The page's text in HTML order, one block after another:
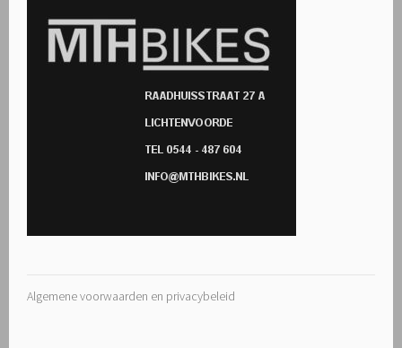
Algemene voorwaarden en privacybeleid